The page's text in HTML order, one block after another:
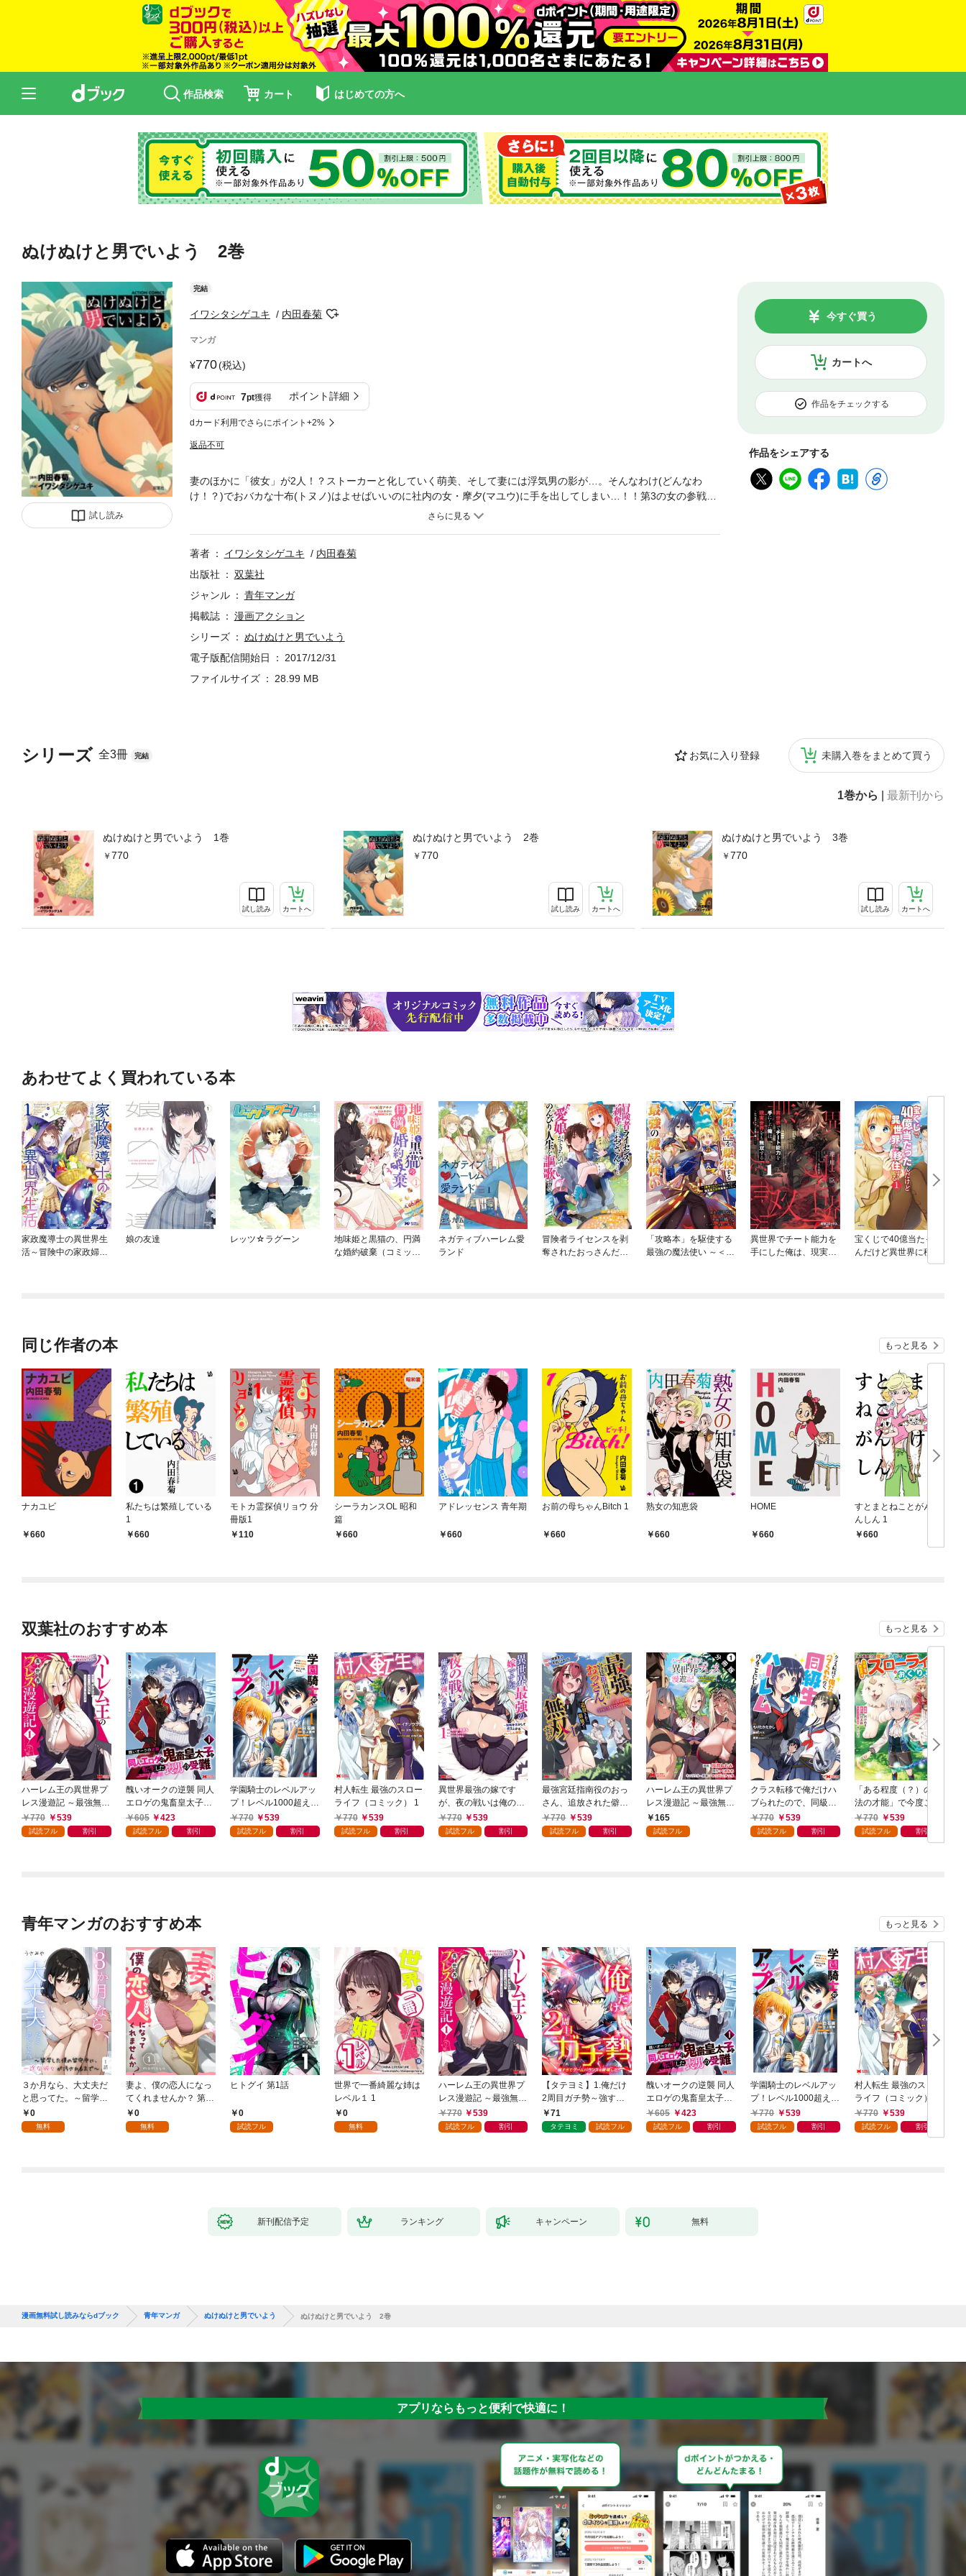
作品検索 カート はじめての方へ
ぬけぬけと男でいよう 2巻
試し読み
完結
イワシタシゲユキ 内田春菊
マンガ
770(税込)
7pt獲得 ポイント詳細
dカード利用でさらにポイント+2%
返品不可
カートへ
今すぐ買う
作品をチェックする
作品をシェアする
シリーズ 全3冊 完結 お気に入り登録 未購入巻をまとめて買う
1巻から 最新刊から
ぬけぬけと男でいよう 1巻
770
試し読み カートへ
ぬけぬけと男でいよう 2巻
770
試し読み カートへ
ぬけぬけと男でいよう 3巻
770
試し読み カートへ
妻のほかに「彼女」が2人！？ストーカーと化していく萌美、そして妻には浮気男の影が…。そんなわけ(どんなわ
け！？)でおバカな十布(トヌノ)はよせばいいのに社内の女・摩夕(マユウ)に手を出してしまい…！！第3の女の参戦で
著者 イワシタシゲユキ
内田春菊
出版社
双葉社
ジャンル
青年マンガ
掲載誌
漫画アクション
シリーズ
ぬけぬけと男でいよう
電子版配信開始日
2017/12/31
ファイルサイズ
28.99 MB
あわせてよく買われている本
家政魔導士の異世界生
活～冒険中の家政婦業
娘の友達 レッツ☆ラグーン
地味姫と黒猫の、円満
な婚約破棄（コミッ
ネガティブハーレム愛
ランド
冒険者ライセンスを剥
奪されたおっさんだけ
「攻略本」を駆使する
最強の魔法使い ～＜命
異世界でチート能力を
手にした俺は、現実世
宝くじで40億当たった
んだけど異世界に移住
同じ作者の本 もっと見る
ナカユビ
660
私たちは繁殖している
1
660
モトカ霊探偵リョウ 分
冊版1
110
シーラカンスOL 昭和
篇
660
アドレッセンス 青年期
660
お前の母ちゃんBitch 1
660
熟女の知恵袋
660
HOME
660
すとまとねことがんけ
んしん 1
660
双葉社のおすすめ本 もっと見る
ハーレム王の異世界プ
レス漫遊記 ～最強無双
のおじさんはあらゆる
種族を嫁にする～（コ
770 539
試読フル 割引
醜いオークの逆襲 同人
エロゲの鬼畜皇太子に
転生した喪男の受難
（コミック） 1
605 423
試読フル 割引
学園騎士のレベルアッ
プ！レベル1000超えの
転生者、落ちこぼれク
ラスに入学。そして、
770 539
試読フル 割引
村人転生 最強のスロー
ライフ（コミック） 1
770
539
試読フル 割引
異世界最強の嫁です
が、夜の戦いは俺の方
が強いようです 知略
を活かして成り上がる
770 539
試読フル 割引
最強宮廷指南役のおっ
さん、追放された僻地
で無双する～幻となっ
た種族の美少女たちを
770 539
試読フル 割引
ハーレム王の異世界プ
レス漫遊記 ～最強無双
のおじさんはあらゆる
種族を嫁にする～（コ
165
試読フル
クラス転移で俺だけハ
ブられたので、同級生
ハーレム作ることにし
た（コミック） 1
770 539
試読フル 割引
「ある程度（？）の魔
法の才能」で今度こそ
異世界でスローライフ
をおくります（コミッ
770 539
試読フル 割引
青年マンガのおすすめ本 もっと見る
３か月なら、大丈夫だ
と思ってた。～留学し
た僕の留守中に、一途
な彼女が汚されるまで
0
無料
妻よ、僕の恋人になっ
てくれませんか？ 第1
話0
無料
ヒトグイ 第1話
0
試読フル
世界で一番綺麗な姉は
レベル１ 1
0
無料
ハーレム王の異世界プ
レス漫遊記 ～最強無双
のおじさんはあらゆる
種族を嫁にする～（コ
770 539
試読フル 割引
【タテヨミ】1.俺だけ
2周目ガチ勢～強すぎ
てゲームバランスを破
壊した～
71
タテヨミ 試読フル
醜いオークの逆襲 同人
エロゲの鬼畜皇太子に
転生した喪男の受難
（コミック） 1
605 423
試読フル 割引
学園騎士のレベルアッ
プ！レベル1000超えの
転生者、落ちこぼれク
ラスに入学。そして、
770 539
試読フル 割引
村人転生 最強のスロー
ライフ（コミック） 1
770
539
試読フル 割引
新刊配信予定 ランキング キャンペーン 無料
漫画無料試し読みならdブック 青年マンガ ぬけぬけと男でいよう ぬけぬけと男でいよう 2巻
アプリならもっと便利で快適に！